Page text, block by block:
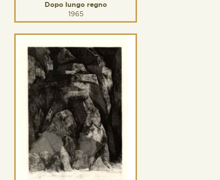
Dopo lungo regno
1965